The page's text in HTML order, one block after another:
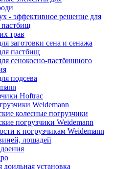
- эффективное решение для
пастбищ
трав
заготовки сена и сенажа
пастбищ
сенокосно-пастбищного
подсева
Hoftraс
Weidemann
колесные погрузчики
погрузчики Weidemann
к погрузчикам Weidemann
лошадей
установка